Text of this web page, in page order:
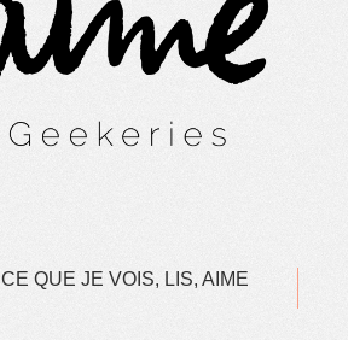
CE QUE JE VOIS, LIS, AIME